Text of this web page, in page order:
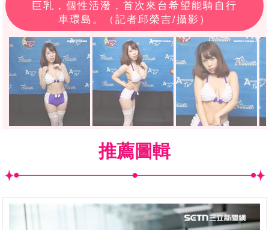
巨乳，個性活潑，首次來台希望能騎自行
車環島。（記者邱榮吉/攝影）
推薦圖輯